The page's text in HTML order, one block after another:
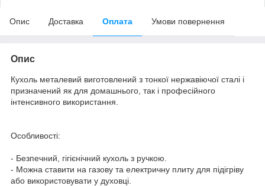
Опис Доставка Оплата Умови повернення
Опис
Кухоль металевий виготовлений з тонкої нержавіючої сталі і
призначений як для домашнього, так і професійного
інтенсивного використання.
Особливості:
- Безпечний, гігієнічний кухоль з ручкою.
- Можна ставити на газову та електричну плиту для підігріву
або використовувати у духовці.